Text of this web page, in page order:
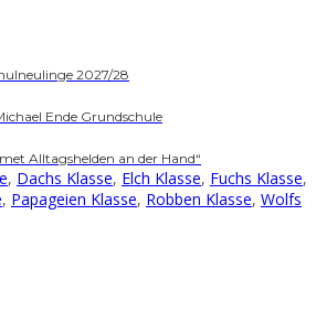
2027/28
Ende Grundschule
Alltagshelden an der Hand“
, Dachs Klasse, Elch Klasse, Fuchs Klasse,
, Papageien Klasse, Robben Klasse, Wolfs